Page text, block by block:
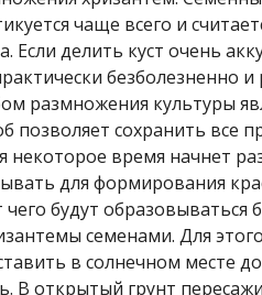
чаще всего и
Если делить куст очень
безболезненно
размножения культуры
сохранить все
время начнет
для формирования
будут образовываться
семенами. Для
в солнечном месте
В открытый грунт